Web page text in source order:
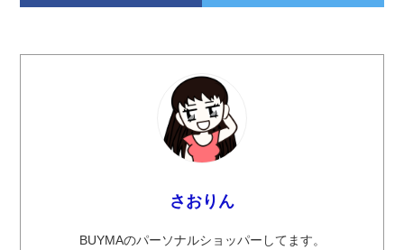
さおりん
BUYMAのパーソナルショッパーしてます。